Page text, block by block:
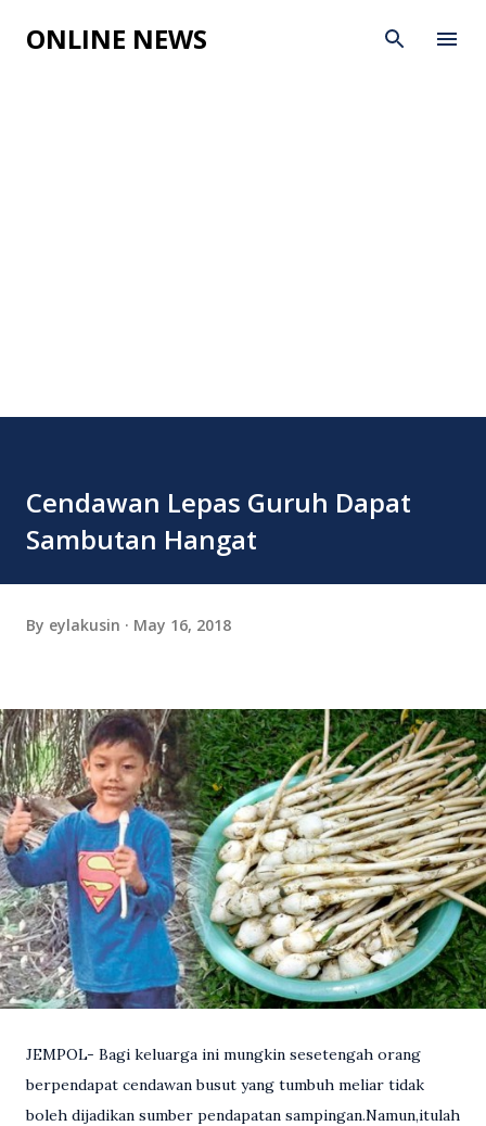
Skip to main content
ONLINE NEWS
Cendawan Lepas Guruh Dapat
Sambutan Hangat
By eylakusin May 16, 2018
JEMPOL- Bagi keluarga ini mungkin sesetengah orang
berpendapat cendawan busut yang tumbuh meliar tidak
boleh dijadikan sumber pendapatan sampingan.Namun,itulah